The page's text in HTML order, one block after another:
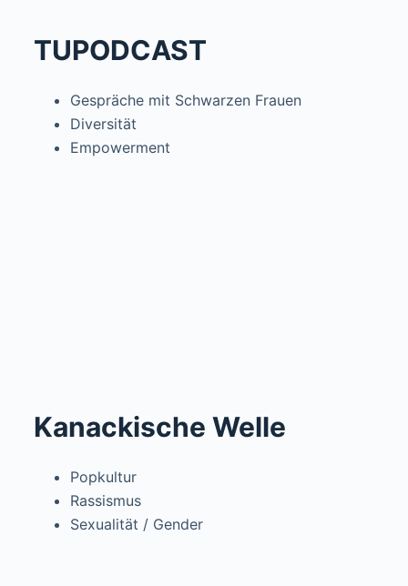
TUPODCAST
Gespräche mit Schwarzen Frauen
Diversität
Empowerment
Kanackische Welle
Popkultur
Rassismus
Sexualität / Gender